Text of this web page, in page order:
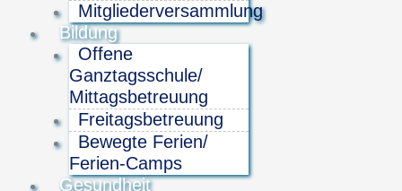
Mitgliederversammlung
Bildung
Offene
Ganztagsschule/
Mittagsbetreuung
Freitagsbetreuung
Bewegte Ferien/
Ferien-Camps
Gesundheit